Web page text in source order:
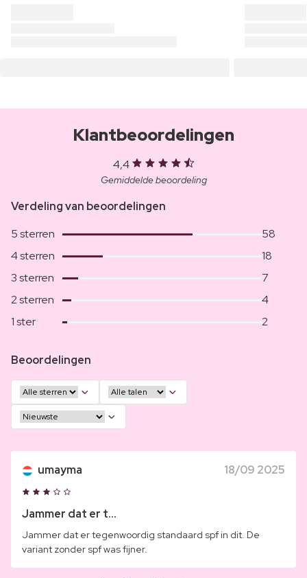
Klantbeoordelingen
4,4
Gemiddelde beoordeling
Verdeling van beoordelingen
5 sterren
58
4 sterren
18
3 sterren
7
2 sterren
4
1 ster
2
Beoordelingen
umayma 18/09 2025
Jammer dat er t...
Jammer dat er tegenwoordig standaard spf in dit. De
variant zonder spf was fijner.